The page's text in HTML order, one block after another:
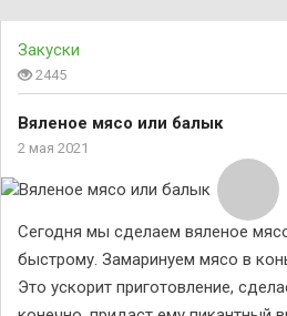
Закуски
2445
Вяленое мясо или балык
2 мая 2021
Сегодня мы сделаем вяленое
быстрому. Замаринуем мясо в
Это ускорит приготовление,